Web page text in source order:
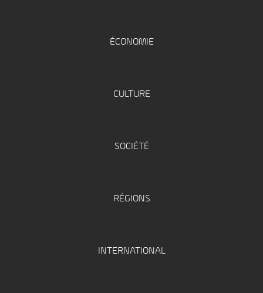
ÉCONOMIE
CULTURE
SOCIÉTÉ
RÉGIONS
INTERNATIONAL